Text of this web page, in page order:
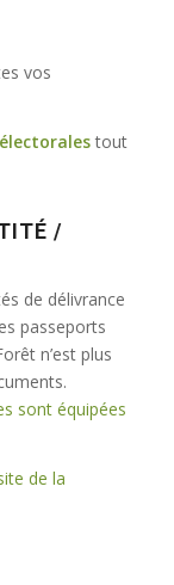
vos
tout
/
de délivrance
passeports
n’est plus
sont équipées
de la